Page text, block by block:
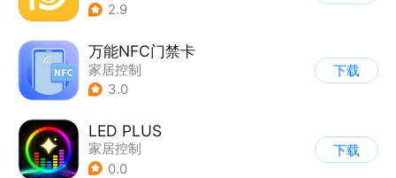
2.9
万能NFC门禁卡
家居控制
3.0
下载
LED PLUS
家居控制
0.0
下载